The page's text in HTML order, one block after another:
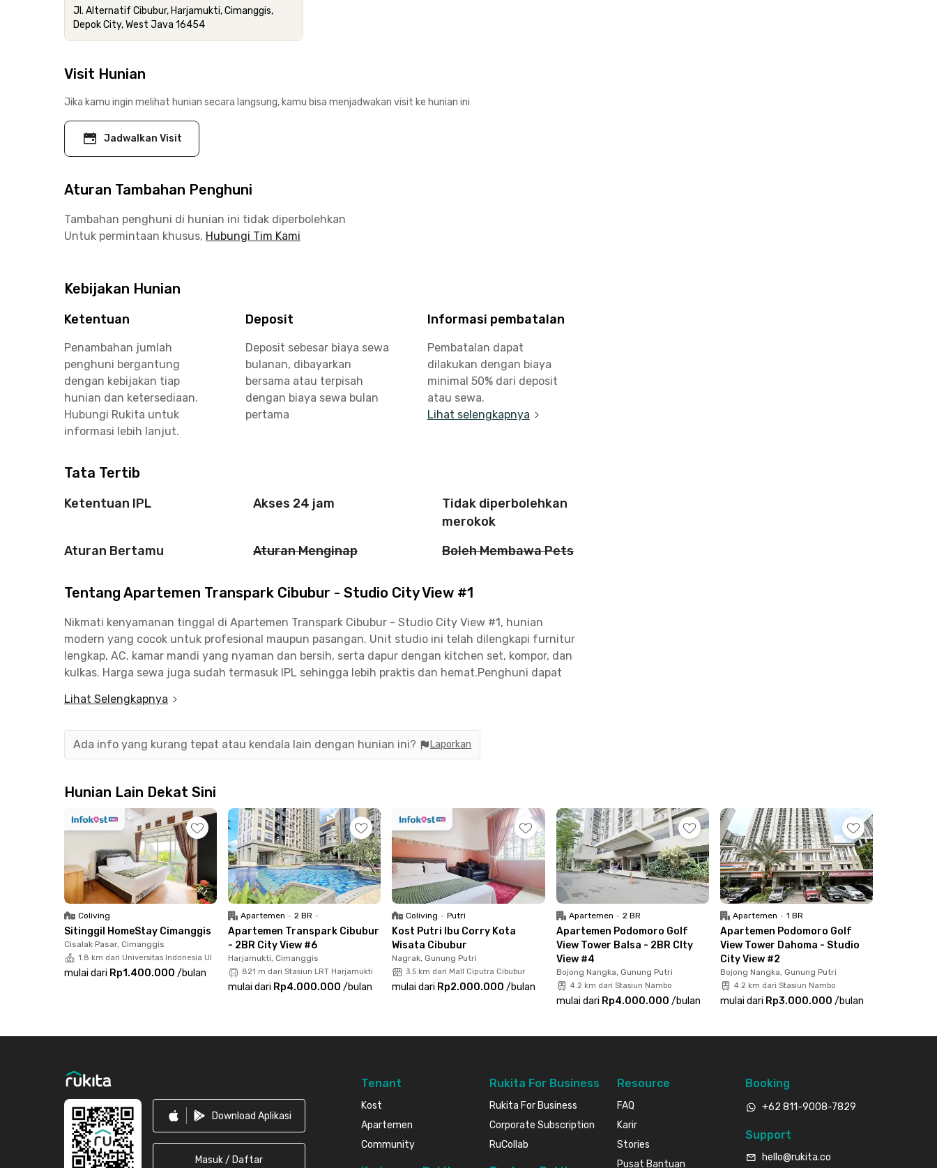
Jl. Alternatif Cibubur, Harjamukti, Cimanggis,
Depok City, West Java 16454
Visit Hunian
Jika kamu ingin melihat hunian secara langsung, kamu bisa menjadwakan visit ke hunian ini
Jadwalkan Visit
Aturan Tambahan Penghuni
Tambahan penghuni di hunian ini tidak diperbolehkan
Untuk permintaan khusus, Hubungi Tim Kami
Kebijakan Hunian
Ketentuan
Penambahan jumlah
penghuni bergantung
dengan kebijakan tiap
hunian dan ketersediaan.
Hubungi Rukita untuk
informasi lebih lanjut.
Deposit
Deposit sebesar biaya sewa
bulanan, dibayarkan
bersama atau terpisah
dengan biaya sewa bulan
pertama
Informasi pembatalan
Pembatalan dapat
dilakukan dengan biaya
minimal 50% dari deposit
atau sewa.
Lihat selengkapnya
Tata Tertib
Ketentuan IPL Akses 24 jam
Tidak diperbolehkan
merokok
Aturan Bertamu
Aturan Menginap Boleh Membawa Pets
Tentang Apartemen Transpark Cibubur - Studio City View #1
Nikmati kenyamanan tinggal di Apartemen Transpark Cibubur - Studio City View #1, hunian
modern yang cocok untuk profesional maupun pasangan. Unit studio ini telah dilengkapi furnitur
lengkap, AC, kamar mandi yang nyaman dan bersih, serta dapur dengan kitchen set, kompor, dan
kulkas. Harga sewa juga sudah termasuk IPL sehingga lebih praktis dan hemat.Penghuni dapat
lift, dan klinik. Keunggulan lainnya, apartemen Cibubur ini memiliki akses langsung ke Trans
apartemen dekat mall ini hanya beberapa menit dari Mall Ciputra Cibubur, Stasiun LRT
Harjamukti, dan Gerbang Tol Cimanggis. Dengan akses yang mudah ke pusat perbelanjaan dan
gaya hidup yang nyaman dan praktis.
Lihat Selengkapnya
Ada info yang kurang tepat atau kendala lain dengan hunian ini? Laporkan
Hunian Lain Dekat Sini
Coliving
Sitinggil HomeStay Cimanggis
Cisalak Pasar, Cimanggis
1.8 km dari Universitas Indonesia UI
mulai dari Rp1.400.000 /bulan
Apartemen • 2 BR •
Apartemen Transpark Cibubur
- 2BR City View #6
Harjamukti, Cimanggis
821 m dari Stasiun LRT Harjamukti
mulai dari Rp4.000.000 /bulan
Coliving • Putri
Kost Putri Ibu Corry Kota
Wisata Cibubur
Nagrak, Gunung Putri
3.5 km dari Mall Ciputra Cibubur
mulai dari Rp2.000.000 /bulan
Apartemen • 2 BR
Apartemen Podomoro Golf
View Tower Balsa - 2BR CIty
View #4
Bojong Nangka, Gunung Putri
4.2 km dari Stasiun Nambo
mulai dari Rp4.000.000 /bulan
Apartemen • 1 BR
Apartemen Podomoro Golf
View Tower Dahoma - Studio
City View #2
Bojong Nangka, Gunung Putri
4.2 km dari Stasiun Nambo
mulai dari Rp3.000.000 /bulan
Download Aplikasi
Masuk / Daftar
Tenant
Kost
Apartemen
Community
Rukita For Business
Rukita For Business
Corporate Subscription
RuCollab
Resource
FAQ
Karir
Stories
Pusat Bantuan
Booking
+62 811-9008-7829
Support
hello@rukita.co